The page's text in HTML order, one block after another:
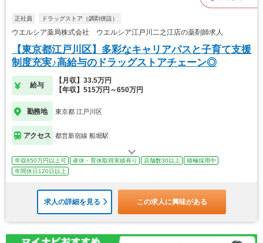
正社員 ドラッグストア（調剤併設）
ウエルシア薬局株式会社 ウエルシア江戸川二之江店の薬剤師求人
【東京都江戸川区】多彩なキャリアパスと子育て支援
制度充実♪高給与のドラッグストアチェーン◎
給与
【月収】33.5万円
【年収】515万円～650万円
勤務地 東京都 江戸川区
アクセス 都営新宿線 船堀駅
年収650万円以上可 産休・育休取得実績有り 店舗数30以上
積極採用中
年間休日120日以上
求人の詳細を見る この求人に興味がある